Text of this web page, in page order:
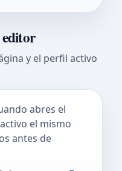
y el perfil activo
abres el
el mismo
antes de